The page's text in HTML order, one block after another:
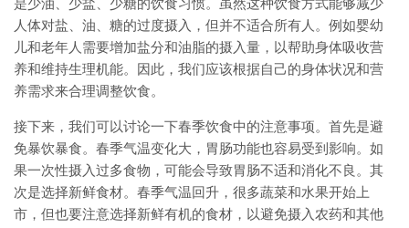
是少油、少盐、少糖的饮食习惯。虽然这种饮食方式能够减少
人体对盐、油、糖的过度摄入，但并不适合所有人。例如婴幼
儿和老年人需要增加盐分和油脂的摄入量，以帮助身体吸收营
养和维持生理机能。因此，我们应该根据自己的身体状况和营
养需求来合理调整饮食。
接下来，我们可以讨论一下春季饮食中的注意事项。首先是避
免暴饮暴食。春季气温变化大，胃肠功能也容易受到影响。如
果一次性摄入过多食物，可能会导致胃肠不适和消化不良。其
次是选择新鲜食材。春季气温回升，很多蔬菜和水果开始上
市，但也要注意选择新鲜有机的食材，以避免摄入农药和其他